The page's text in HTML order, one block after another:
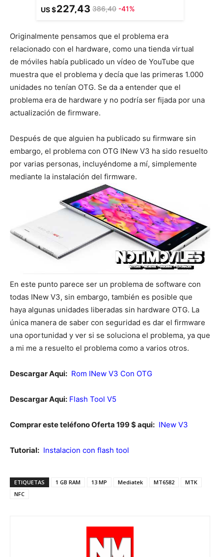
US $227,43 386,40 -41%
Originalmente pensamos que el problema era
relacionado con el hardware, como una tienda virtual
de móviles había publicado un vídeo de YouTube que
muestra que el problema y decía que las primeras 1.000
unidades no tenían OTG. Se da a entender que el
problema era de hardware y no podría ser fijada por una
actualización de firmware.
Después de que alguien ha publicado su firmware sin
embargo, el problema con OTG INew V3 ha sido resuelto
por varias personas, incluyéndome a mí, simplemente
mediante la instalación del firmware.
En este punto parece ser un problema de software con
todas INew V3, sin embargo, también es posible que
haya algunas unidades liberadas sin hardware OTG. La
única manera de saber con seguridad es dar el firmware
una oportunidad y ver si se soluciona el problema, ya que
a mi me a resuelto el problema como a varios otros.
Descargar Aqui: Rom INew V3 Con OTG
Descargar Aqui: Flash Tool V5
Comprar este teléfono Oferta 199 $ aqui: INew V3
Tutorial: Instalacion con flash tool
ETIQUETAS 1 GB RAM 13 MP Mediatek MT6582
MTK
NFC